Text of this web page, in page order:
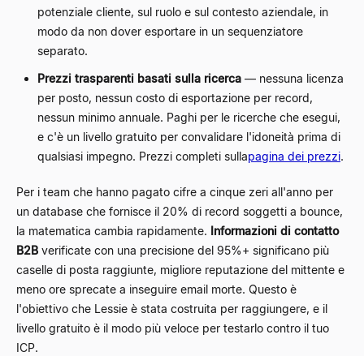
potenziale cliente, sul ruolo e sul contesto aziendale, in
modo da non dover esportare in un sequenziatore
separato.
Prezzi trasparenti basati sulla ricerca — nessuna licenza
per posto, nessun costo di esportazione per record,
nessun minimo annuale. Paghi per le ricerche che esegui,
e c'è un livello gratuito per convalidare l'idoneità prima di
qualsiasi impegno. Prezzi completi sullapagina dei prezzi.
Per i team che hanno pagato cifre a cinque zeri all'anno per
un database che fornisce il 20% di record soggetti a bounce,
la matematica cambia rapidamente. Informazioni di contatto
B2B verificate con una precisione del 95%+ significano più
caselle di posta raggiunte, migliore reputazione del mittente e
meno ore sprecate a inseguire email morte. Questo è
l'obiettivo che Lessie è stata costruita per raggiungere, e il
livello gratuito è il modo più veloce per testarlo contro il tuo
ICP.